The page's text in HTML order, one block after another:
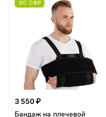
ЭС СФР
3 550 ₽
Бандаж на плечевой